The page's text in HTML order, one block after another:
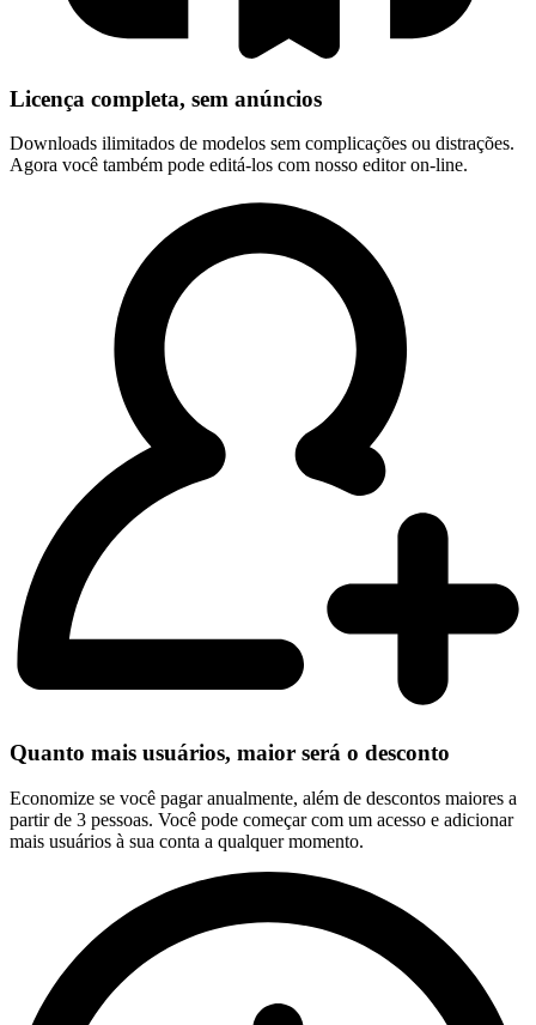
Licença completa, sem anúncios
Downloads ilimitados de modelos sem complicações ou distrações.
Agora você também pode editá-los com nosso editor on-line.
Quanto mais usuários, maior será o desconto
Economize se você pagar anualmente, além de descontos maiores a
partir de 3 pessoas. Você pode começar com um acesso e adicionar
mais usuários à sua conta a qualquer momento.